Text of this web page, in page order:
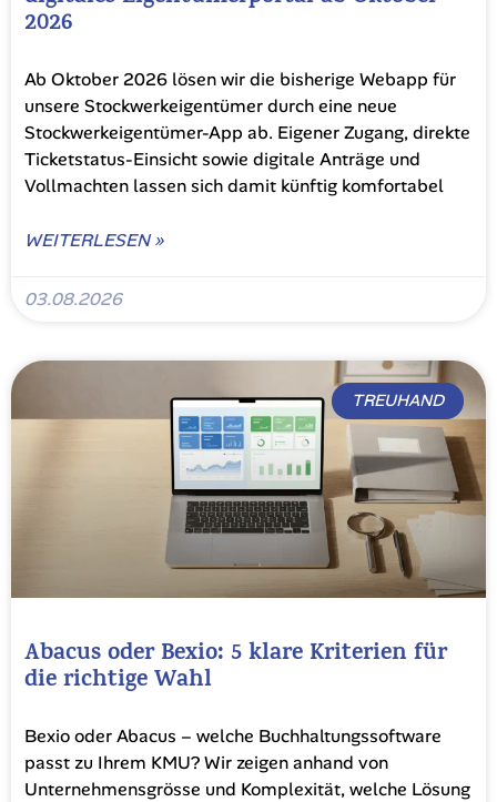
2026
Ab Oktober 2026 lösen wir die bisherige Webapp für
unsere Stockwerkeigentümer durch eine neue
Stockwerkeigentümer-App ab. Eigener Zugang, direkte
Ticketstatus-Einsicht sowie digitale Anträge und
Vollmachten lassen sich damit künftig komfortabel
WEITERLESEN »
03.08.2026
TREUHAND
Abacus oder Bexio: 5 klare Kriterien für
die richtige Wahl
Bexio oder Abacus – welche Buchhaltungssoftware
passt zu Ihrem KMU? Wir zeigen anhand von
Unternehmensgrösse und Komplexität, welche Lösung